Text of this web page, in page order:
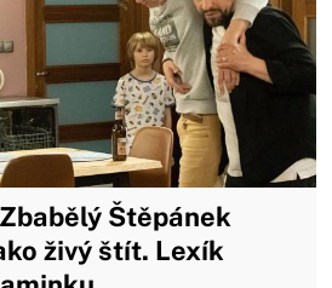
Štěpánek
živý štít. Lexík